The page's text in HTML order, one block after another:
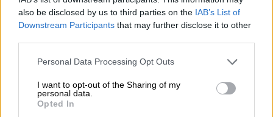
also be disclosed by us to third parties on the IAB’s List of
Downstream Participants that may further disclose it to other
Please note that this website/app uses one or more Google
not limited to your visit or usage behaviour. You may click to
grant or deny consent to Google and its third-party tags to
use your data for below specified purposes in below Google
Personal Data Processing Opt Outs
I want to opt-out of the Sharing of my
personal data.
Opted In
εφαρμογές για τουλάχιστον 15 λεπτά την
ημέρα, χωρίστηκαν σε δύο ομάδες.
απενεργοποιήσει τους λογαριασμούς του για
έξι εβδομάδες, ενώ οι υπόλοιποι
αποτέλεσαν ομάδα ελέγχου και